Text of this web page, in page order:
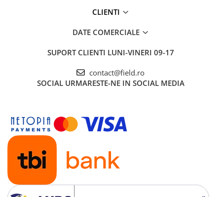
CLIENTI
DATE COMERCIALE
SUPORT CLIENTI LUNI-VINERI 09-17
contact@field.ro
SOCIAL URMARESTE-NE IN SOCIAL MEDIA